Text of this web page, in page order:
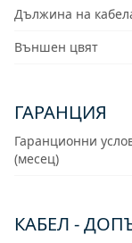
Дължина на
Външен цвят
ГАРАНЦИЯ
Гаранционни
(месец)
КАБЕЛ -